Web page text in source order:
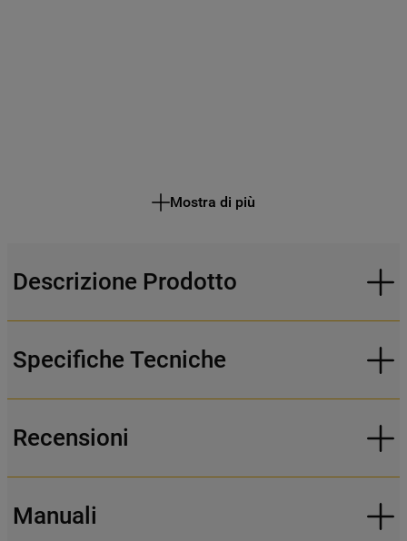
Mostra di più
Descrizione Prodotto
Specifiche Tecniche
Recensioni
Manuali